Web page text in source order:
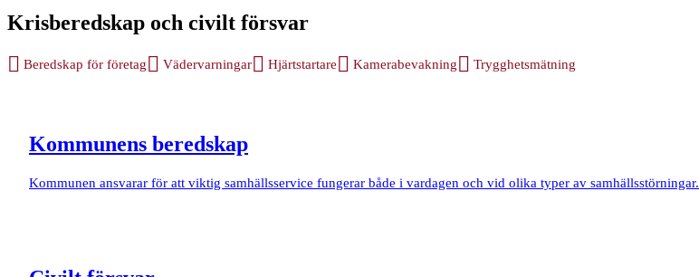
Krisberedskap och civilt försvar
Beredskap för företag Vädervarningar Hjärtstartare Kamerabevakning Trygghetsmätning
Kommunens beredskap
Kommunen ansvarar för att viktig samhällsservice fungerar både i vardagen och vid olika typer av samhällsstörningar.